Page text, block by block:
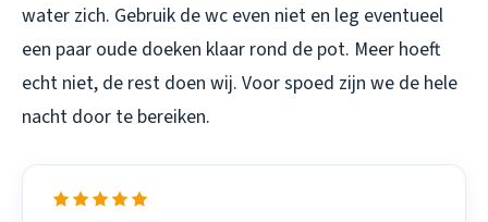
water zich. Gebruik de wc even niet en leg eventueel
een paar oude doeken klaar rond de pot. Meer hoeft
echt niet, de rest doen wij. Voor spoed zijn we de hele
nacht door te bereiken.